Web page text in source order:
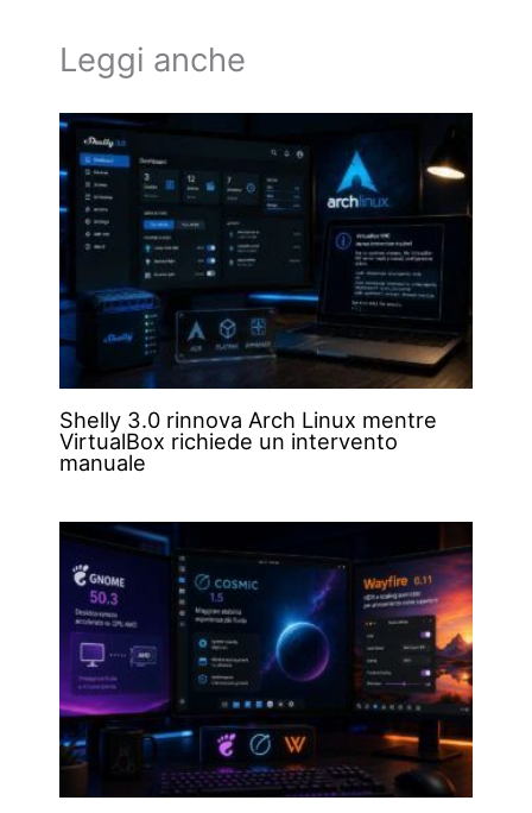
Leggi anche
Shelly 3.0 rinnova Arch Linux mentre
VirtualBox richiede un intervento
manuale